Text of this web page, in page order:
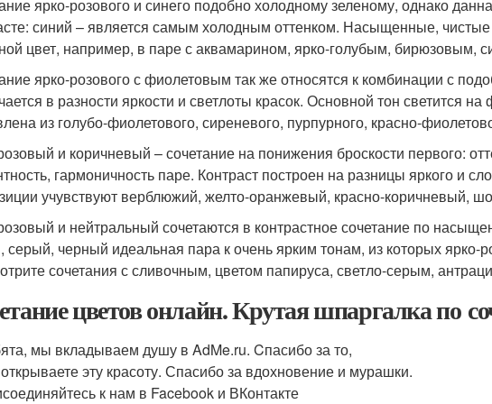
ярко-розового и синего подобно холодному зеленому, однако
синий – является самым холодным оттенком. Насыщенные,
цвет, например, в паре с аквамарином, ярко-голубым, бирюзовым,
ярко-розового с фиолетовым так же относятся к комбинации с
в разности яркости и светлоты красок. Основной тон светится
из голубо-фиолетового, сиреневого, пурпурного, красно-
и коричневый – сочетание на понижения броскости первого:
гармоничность паре. Контраст построен на разницы яркого и
учувствуют верблюжий, желто-оранжевый, красно-коричневый,
и нейтральный сочетаются в контрастное сочетание по
серый, черный идеальная пара к очень ярким тонам, из которых ярко-
сочетания с сливочным, цветом папируса, светло-серым,
цветов онлайн. Крутая шпаргалка по
мы вкладываем душу в AdMe.ru. Cпасибо за то,
эту красоту. Спасибо за вдохновение и мурашки.
к нам в Facebook и ВКонтакте